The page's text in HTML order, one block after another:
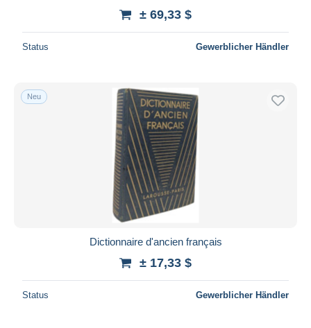
± 69,33 $
Status Gewerblicher Händler
Neu
Dictionnaire d'ancien français
± 17,33 $
Status Gewerblicher Händler